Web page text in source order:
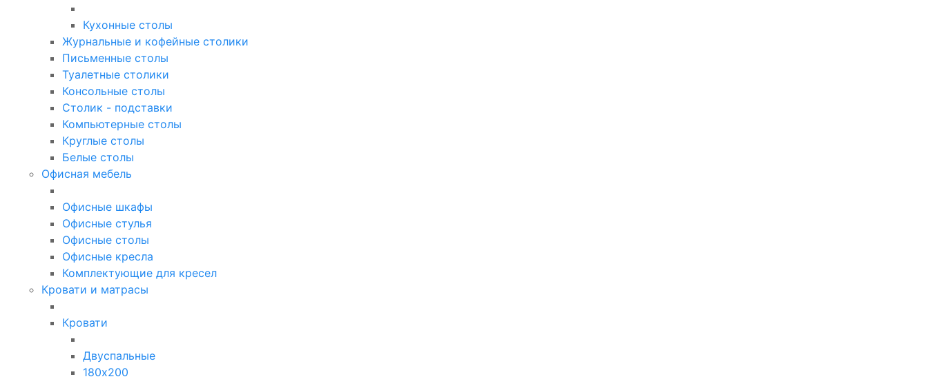
Кухонные столы
Журнальные и кофейные столики
Письменные столы
Туалетные столики
Консольные столы
Столик - подставки
Компьютерные столы
Круглые столы
Белые столы
Офисная мебель
Офисные шкафы
Офисные стулья
Офисные столы
Офисные кресла
Комплектующие для кресел
Кровати и матрасы
Кровати
Двуспальные
180х200